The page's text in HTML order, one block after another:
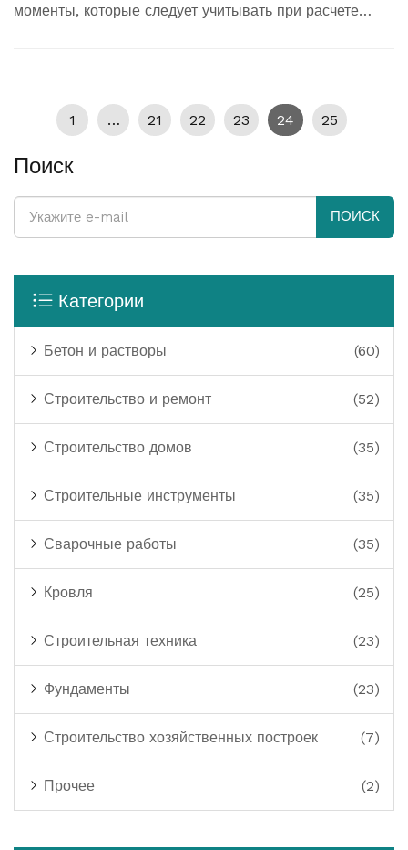
моменты, которые следует учитывать при расчете
1 … 21 22 23 24 25
Поиск
ПОИСК
Категории
Бетон и растворы (60)
Строительство и ремонт (52)
Строительство домов (35)
Строительные инструменты (35)
Сварочные работы (35)
Кровля (25)
Строительная техника (23)
Фундаменты (23)
Строительство хозяйственных построек (7)
Прочее (2)